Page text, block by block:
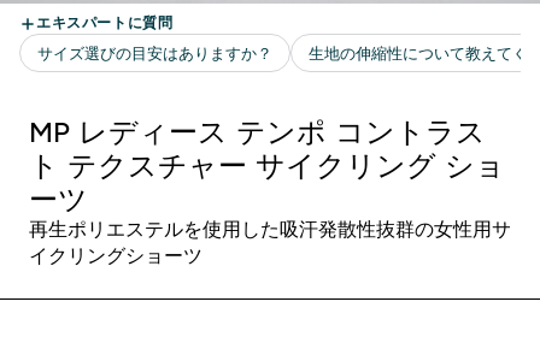
MP レディース テンポ コントラス
ト テクスチャー サイクリング ショ
ーツ
再生ポリエステルを使用した吸汗発散性抜群の女性用サ
イクリングショーツ